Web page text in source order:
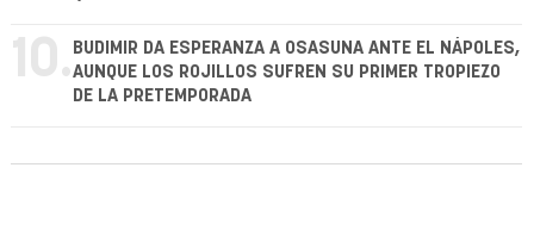
10. BUDIMIR DA ESPERANZA A OSASUNA ANTE EL NÁPOLES,
AUNQUE LOS ROJILLOS SUFREN SU PRIMER TROPIEZO
DE LA PRETEMPORADA